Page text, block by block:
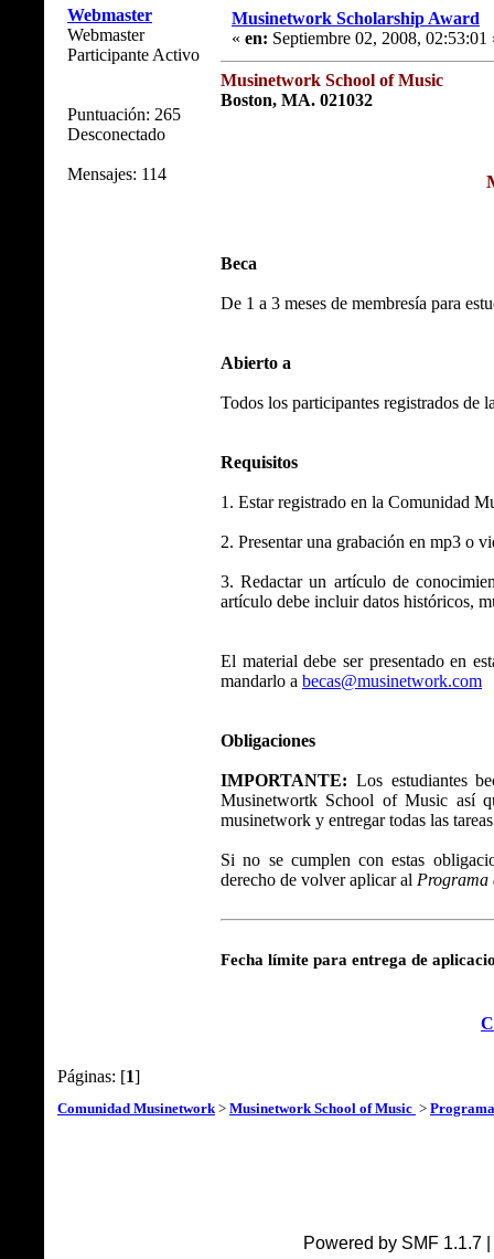
Webmaster
Webmaster
Participante Activo
Puntuación: 265
Desconectado
Mensajes: 114
Musinetwork Scholarship Award
« en: Septiembre 02, 2008, 02:53:01
Musinetwork School of Music
Boston, MA. 021032
Beca
De 1 a 3 meses de membresía para
Abierto a
Todos los participantes registrados de
Requisitos
1. Estar registrado en la Comunidad
2. Presentar una grabación en mp3 o
3. Redactar un artículo de
artículo debe incluir datos históricos,
El material debe ser presentado en
mandarlo a becas@musinetwork.com
Obligaciones
IMPORTANTE: Los estudiantes
Musinetwortk School of Music así
musinetwork y entregar todas las
Si no se cumplen con estas
derecho de volver aplicar al Programa
Fecha límite para entrega de
Páginas: [1]
Comunidad Musinetwork> Musinetwork School of Music >
Powered by SMF 1.1.7